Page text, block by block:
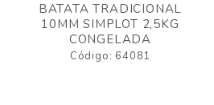
BATATA TRADICIONAL
10MM SIMPLOT 2,5KG
CONGELADA
Código: 64081